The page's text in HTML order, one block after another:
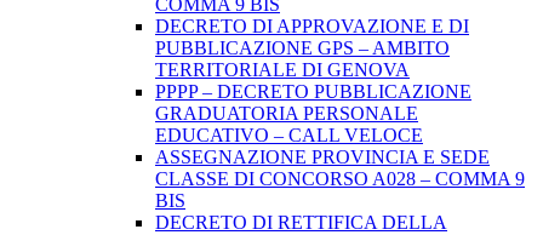
COMMA 9 BIS
DECRETO DI APPROVAZIONE E DI
PUBBLICAZIONE GPS – AMBITO
TERRITORIALE DI GENOVA
PPPP – DECRETO PUBBLICAZIONE
GRADUATORIA PERSONALE
EDUCATIVO – CALL VELOCE
ASSEGNAZIONE PROVINCIA E SEDE
CLASSE DI CONCORSO A028 – COMMA 9
BIS
DECRETO DI RETTIFICA DELLA